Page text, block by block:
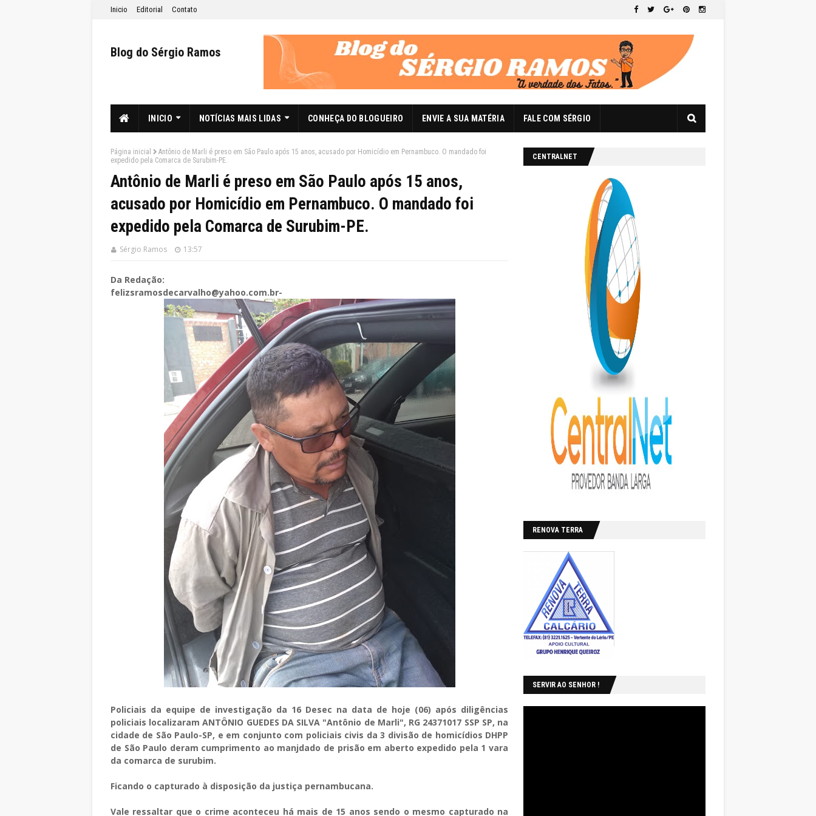
Inicio Editorial Contato
Blog do Sérgio Ramos
INICIO NOTÍCIAS MAIS LIDAS CONHEÇA DO BLOGUEIRO ENVIE A SUA MATÉRIA FALE COM SÉRGIO
Página inicial
Antônio de Marli é preso em São Paulo após 15 anos, acusado por Homicídio em Pernambuco. O mandado foi
expedido pela Comarca de Surubim-PE.
Antônio de Marli é preso em São Paulo após 15 anos,
acusado por Homicídio em Pernambuco. O mandado foi
expedido pela Comarca de Surubim-PE.
Sérgio Ramos 13:57
Da Redação:
felizsramosdecarvalho@yahoo.com.br-
Policiais da equipe de investigação da 16 Desec na data de hoje (06) após diligências
policiais localizaram ANTÔNIO GUEDES DA SILVA "Antônio de Marli", RG 24371017 SSP SP, na
cidade de São Paulo-SP, e em conjunto com policiais civis da 3 divisão de homicídios DHPP
de São Paulo deram cumprimento ao manjdado de prisão em aberto expedido pela 1 vara
da comarca de surubim.
Ficando o capturado à disposição da justiça pernambucana.
Vale ressaltar que o crime aconteceu há mais de 15 anos sendo o mesmo capturado na
CENTRALNET
RENOVA TERRA
SERVIR AO SENHOR !